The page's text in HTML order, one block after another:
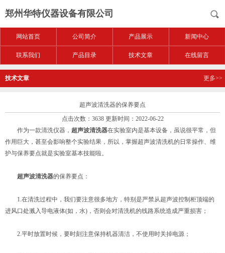
郑州华特仪器设备有限公司
网站首页 公司简介 产品展示 新闻中心
联系我们 产品目录 技术文章 在线留言
技术文章 更多>>
超声波清洗器的保养要点
点击次数：3638 更新时间：2022-06-22
作为一款清洗仪器， 超声波清洗器在实验室内是基本设备，虽说很平常，但
作用巨大，甚至会影响整个实验结果，所以，掌握超声波清洗机的日常操作、维
护与保养要点就是实验室基本技能啦。
超声波清洗器的保养要点：
1.在清洗过程中，我们要注意很多地方，特别是严禁从超声波控制柜顶端的
进风口处溅入导电液体(如，水)，否则会对清洗机的线路系统造成严重损害；
2.平时放置时候，要时刻注意保持机器清洁，不使用时关掉电源；